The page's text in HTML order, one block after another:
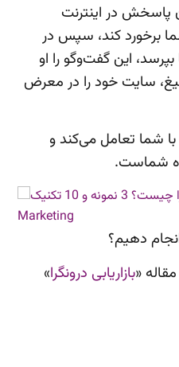
پاسخش در اینترنت
برخورد کند، سپس در
این گفت‌وگو را او
سایت خود را در معرض
شما تعامل می‌کند و
شماست.
انجام دهیم؟
«بازاریابی درونگرا»